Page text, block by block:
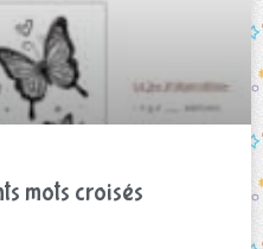
mots croisés